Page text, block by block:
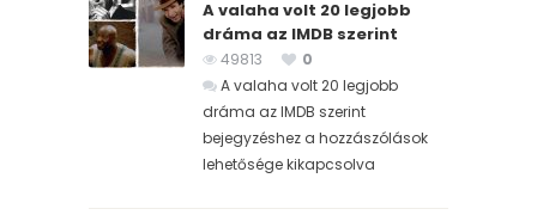
A valaha volt 20 legjobb
dráma az IMDB szerint
49813
0
A valaha volt 20 legjobb
dráma az IMDB szerint
bejegyzéshez a hozzászólások
lehetősége kikapcsolva